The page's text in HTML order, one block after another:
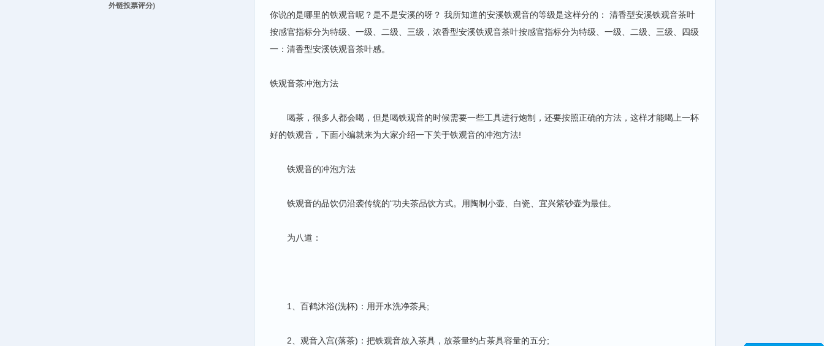
外链投票评分)
你说的是哪里的铁观音呢？是不是安溪的呀？ 我所知道的安溪铁观音的等级是这样分的： 清香型安溪铁观音茶叶
按感官指标分为特级、一级、二级、三级，浓香型安溪铁观音茶叶按感官指标分为特级、一级、二级、三级、四级
一：清香型安溪铁观音茶叶感。
铁观音茶冲泡方法
喝茶，很多人都会喝，但是喝铁观音的时候需要一些工具进行炮制，还要按照正确的方法，这样才能喝上一杯
好的铁观音，下面小编就来为大家介绍一下关于铁观音的冲泡方法!
铁观音的冲泡方法
铁观音的品饮仍沿袭传统的“功夫茶品饮方式。用陶制小壶、白瓷、宜兴紫砂壶为最佳。
为八道：
1、百鹤沐浴(洗杯)：用开水洗净茶具;
2、观音入宫(落茶)：把铁观音放入茶具，放茶量约占茶具容量的五分;